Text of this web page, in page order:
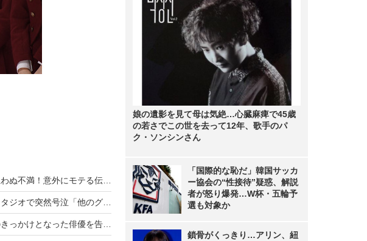
娘の遺影を見て母は気絶…心臓麻痺で45歳
の若さでこの世を去って12年、歌手のパ
ク・ソンシンさん
「国際的な恥だ」韓国サッカ
ー協会の“性接待”疑惑、解説
者が怒り爆発…W杯・五輪予
選も対象か
鎖骨がくっきり…アリン、紐